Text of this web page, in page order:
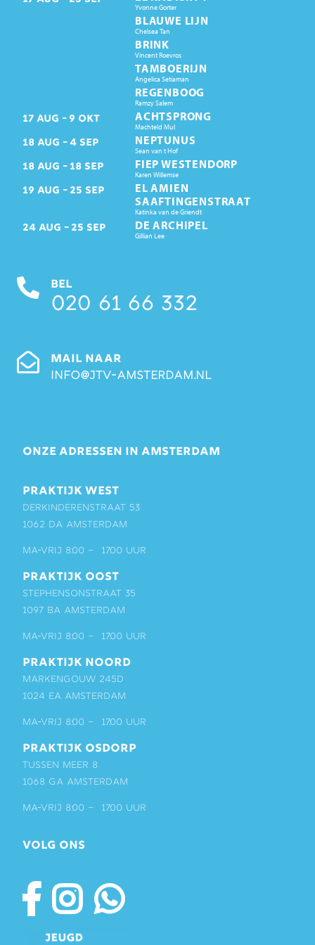
Yvonne Gorter
BLAUWE LIJN
Chelsea Tan
BRINK
Vincent Roevros
TAMBOERIJN
Angelica Setiaman
REGENBOOG
Ramzy Salem
17 AUG 9 OKT ACHTSPRONG
Machteld Mul
18 AUG 4 SEP NEPTUNUS
Sean van t Hof
18 AUG 18 SEP FIEP WESTENDORP
Karen Willemse
19 AUG 25 SEP
EL AMIEN
SAAFTINGENSTRAAT
Katinka van de Griendt
24 AUG 25 SEP DE ARCHIPEL
Gillian Lee
BEL
020 61 66 332
MAIL NAAR
info@jtv-amsterdam.nl
ONZE ADRESSEN IN AMSTERDAM
PRAKTIJK WEST
Derkinderenstraat 53
1062 DA Amsterdam
ma-vrij 8:00 – 17:00 uur
PRAKTIJK OOST
Stephensonstraat 35
1097 BA Amsterdam
ma-vrij 8:00 – 17:00 uur
PRAKTIJK NOORD
Markengouw 245D
1024 EA Amsterdam
ma-vrij 8:00 – 17:00 uur
PRAKTIJK OSDORP
Tussen Meer 8
1068 GA Amsterdam
ma-vrij 8:00 – 17:00 uur
VOLG ONS